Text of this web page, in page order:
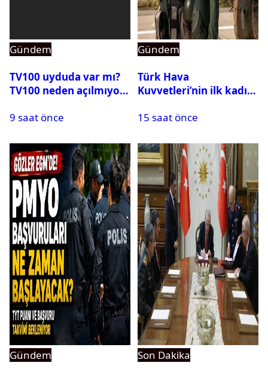
Gündem
TV100 uyduda var mı?
TV100 neden açılmıyor?
9 saat önce
Gündem
Türk Hava
Kuvvetleri’nin ilk kadın
Karapınar hakkında
ortaya çıktı
15 saat önce
Gündem
Son Dakika